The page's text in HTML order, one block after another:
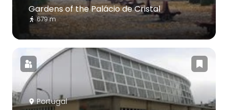
Gardens of the Palácio de Cristal
679 m
Portugal